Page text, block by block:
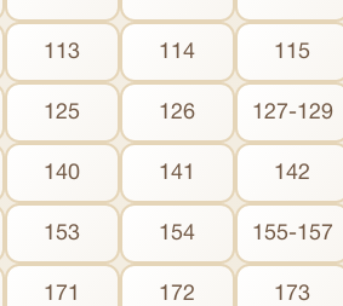
113 114 115
125 126 127-129
140 141 142
153 154 155-157
171 172 173